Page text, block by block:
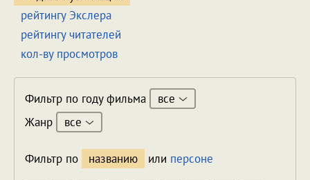
рейтингу Экслера
рейтингу читателей
кол-ву просмотров
Фильтр по году фильма
все
Жанр
все
Фильтр по названию или персоне